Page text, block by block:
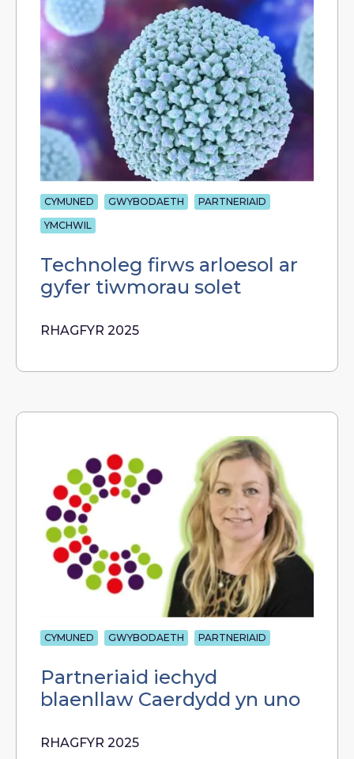
CYMUNED GWYBODAETH
PARTNERIAID
YMCHWIL
Technoleg firws arloesol ar
gyfer tiwmorau solet
RHAGFYR 2025
CYMUNED GWYBODAETH PARTNERIAID
Partneriaid iechyd
blaenllaw Caerdydd yn uno
RHAGFYR 2025